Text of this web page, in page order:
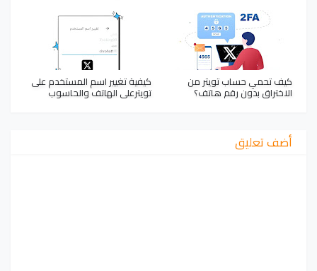
كيف تحمي حساب تويتر من
الاختراق بدون رقم هاتف؟
كيفية تغيير اسم المستخدم على
تويترعلى الهاتف والحاسوب
أضف تعليق